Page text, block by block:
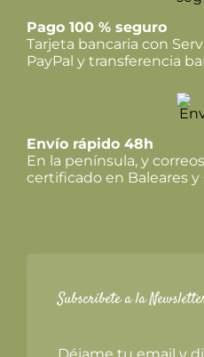
Pago 100 % seguro
Tarjeta bancaria con
PayPal y transferencia
Envío rápido 48h
En la península, y correos
certificado en Baleares y
Subscríbete a la